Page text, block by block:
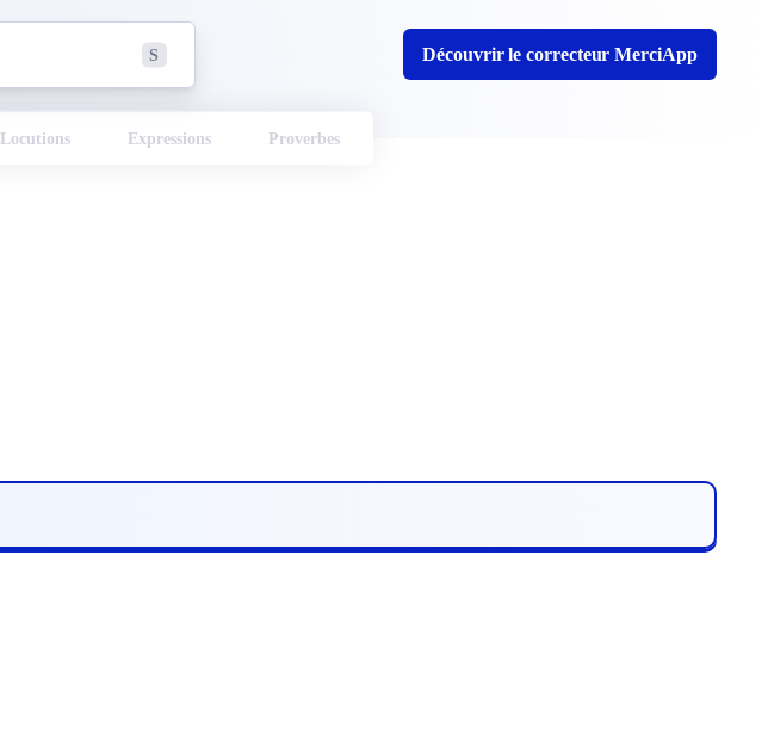
S Découvrir le correcteur MerciApp
Locutions Expressions Proverbes